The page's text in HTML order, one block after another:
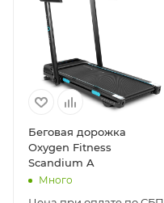
Беговая дорожка
Oxygen Fitness
Scandium A
Много